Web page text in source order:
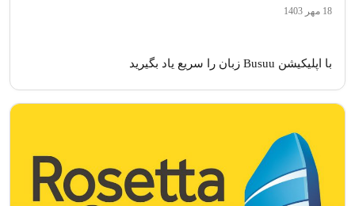
18 مهر 1403
با اپلیکیشن Busuu زبان را سریع یاد بگیرید